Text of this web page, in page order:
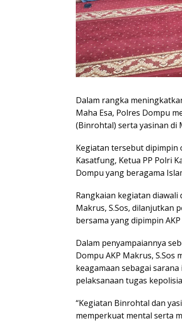
Dalam rangka
Maha Esa, Polres Dompu
(Binrohtal) serta yasinan di
Kegiatan tersebut dipimpin
Kasatfung, Ketua PP Polri
Dompu yang beragama
Rangkaian kegiatan diawali
Makrus, S.Sos, dilanjutkan
bersama yang dipimpin AKP
Dalam penyampaiannya
Dompu AKP Makrus,
keagamaan sebagai
pelaksanaan tugas
“Kegiatan Binrohtal dan
memperkuat mental serta